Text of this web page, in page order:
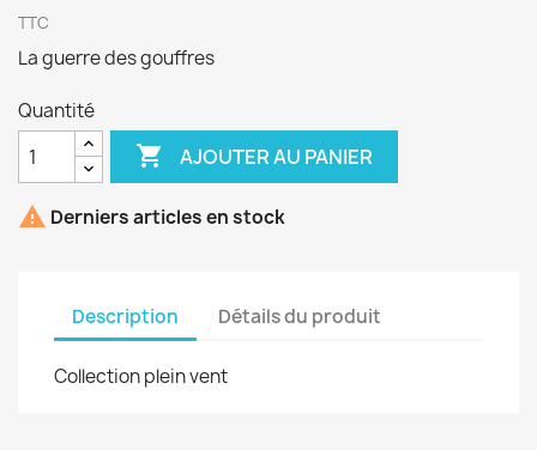
TTC
La guerre des gouffres
Quantité
 AJOUTER AU PANIER
 Derniers articles en stock
Description Détails du produit
Collection plein vent